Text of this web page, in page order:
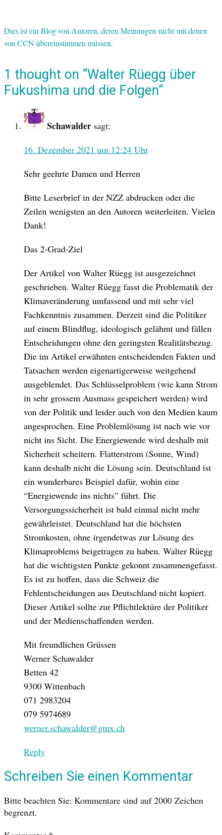
Dies ist ein Blog von Autoren, deren Meinungen nicht mit denen
von CCN übereinstimmen müssen.
1 thought on “Walter Rüegg über
Fukushima und die Folgen”
Schawalder sagt:
16. Dezember 2021 um 12:24 Uhr
Sehr geehrte Damen und Herren
Bitte Leserbrief in der NZZ abdrucken oder die
Zeilen wenigsten an den Autoren weiterleiten. Vielen
Dank!
Das 2-Grad-Ziel
Der Artikel von Walter Rüegg ist ausgezeichnet
geschrieben. Walter Rüegg fasst die Problematik der
Klimaveränderung umfassend und mit sehr viel
Fachkenntnis zusammen. Derzeit sind die Politiker
auf einem Blindflug, ideologisch gelähmt und fällen
Entscheidungen ohne den geringsten Realitätsbezug.
Die im Artikel erwähnten entscheidenden Fakten und
Tatsachen werden eigenartigerweise weitgehend
ausgeblendet. Das Schlüsselproblem (wie kann Strom
in sehr grossem Ausmass gespeichert werden) wird
von der Politik und leider auch von den Medien kaum
angesprochen. Eine Problemlösung ist nach wie vor
nicht ins Sicht. Die Energiewende wird deshalb mit
Sicherheit scheitern. Flatterstrom (Sonne, Wind)
kann deshalb nicht die Lösung sein. Deutschland ist
ein wunderbares Beispiel dafür, wohin eine
“Energiewende ins nichts” führt. Die
Versorgungssicherheit ist bald einmal nicht mehr
gewährleistet. Deutschland hat die höchsten
Stromkosten, ohne irgendetwas zur Lösung des
Klimaproblems beigetragen zu haben. Walter Rüegg
hat die wichtigsten Punkte gekonnt zusammengefasst.
Es ist zu hoffen, dass die Schweiz die
Fehlentscheidungen aus Deutschland nicht kopiert.
Dieser Artikel sollte zur Pflichtlektüre der Politiker
und der Medienschaffenden werden.
Mit freundlichen Grüssen
Werner Schawalder
Betten 42
9300 Wittenbach
071 2983204
079 5974689
werner.schawalder@gmx.ch
Reply
Schreiben Sie einen Kommentar
Bitte beachten Sie: Kommentare sind auf 2000 Zeichen
begrenzt.